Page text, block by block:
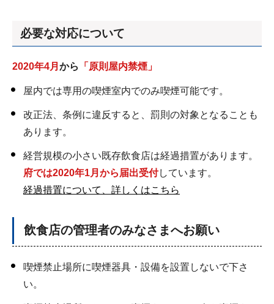
必要な対応について
2020年4月 から 「原則屋内禁煙」
屋内では専用の喫煙室内でのみ喫煙可能です。
改正法、条例に違反すると、罰則の対象となることも
あります。
経営規模の小さい既存飲食店は経過措置があります。
府では2020年1月から届出受付しています。
経過措置について、詳しくはこちら
飲食店の管理者のみなさまへお願い
喫煙禁止場所に喫煙器具・設備を設置しないで下さ
い。